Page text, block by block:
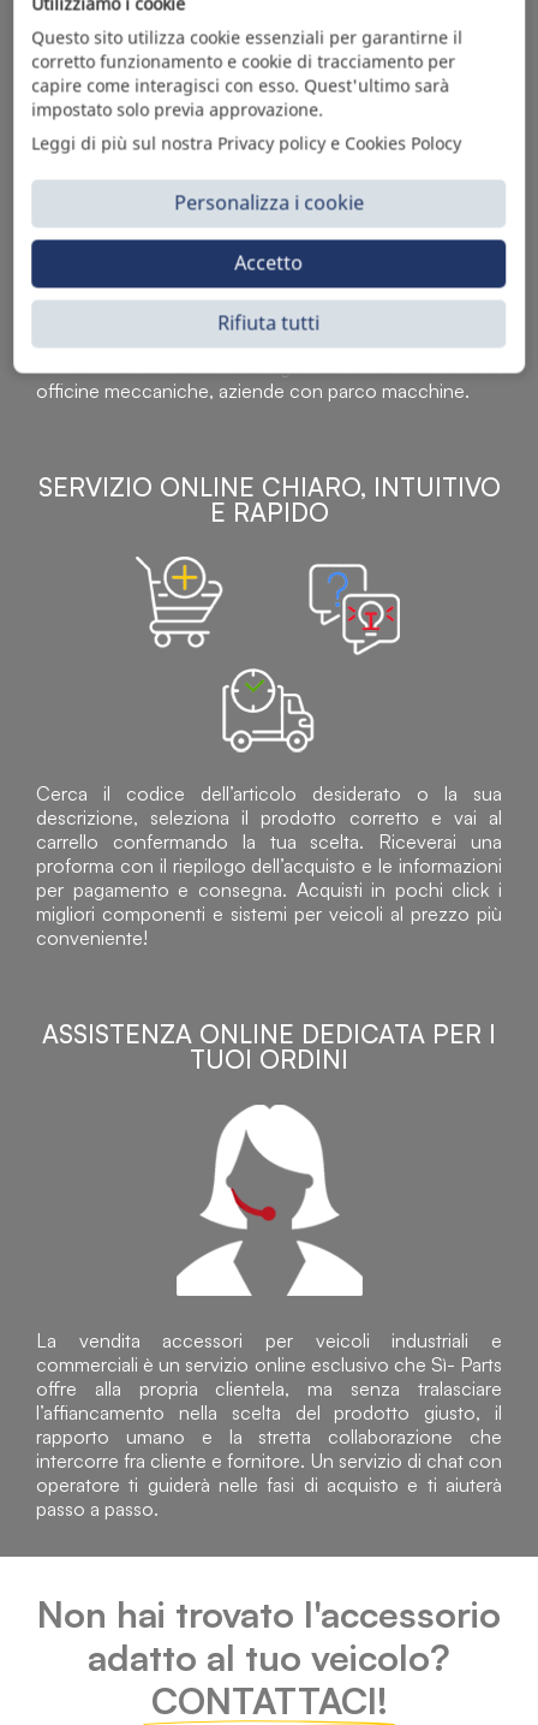
Sì Parts S.r.l. è leader nella distribuzione e vendita di
accessori per veicoli off-highway. Riconosciuto in tutto
il mondo per l’elevato standard qualitativo dei prodotti a
catalogo, attraverso la vendita B2B del ricco
assortimento di articoli originali rivolti a ricambisti,
officine meccaniche, aziende con parco macchine.
SERVIZIO ONLINE CHIARO, INTUITIVO
E RAPIDO
Cerca il codice dell’articolo desiderato o la sua
descrizione, seleziona il prodotto corretto e vai al
carrello confermando la tua scelta. Riceverai una
proforma con il riepilogo dell’acquisto e le informazioni
per pagamento e consegna. Acquisti in pochi click i
migliori componenti e sistemi per veicoli al prezzo più
conveniente!
ASSISTENZA ONLINE DEDICATA PER I
TUOI ORDINI
La vendita accessori per veicoli industriali e
commerciali è un servizio online esclusivo che Sì- Parts
offre alla propria clientela, ma senza tralasciare
l’affiancamento nella scelta del prodotto giusto, il
rapporto umano e la stretta collaborazione che
intercorre fra cliente e fornitore. Un servizio di chat con
operatore ti guiderà nelle fasi di acquisto e ti aiuterà
passo a passo.
Non hai trovato l'accessorio
adatto al tuo veicolo?
CONTATTACI!
Questo sito utilizza cookie essenziali per garantirne il
corretto funzionamento e cookie di tracciamento per
capire come interagisci con esso. Quest'ultimo sarà
impostato solo previa approvazione.
Leggi di più sul nostra Privacy policy e Cookies Polocy
Personalizza i cookie
Rifiuta tutti
Accetto